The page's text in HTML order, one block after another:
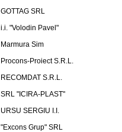
GOTTAG SRL
i.i. "Volodin Pavel"
Marmura Sim
Procons-Proiect S.R.L.
RECOMDAT S.R.L.
SRL "ICIRA-PLAST"
URSU SERGIU I.I.
"Excons Grup" SRL